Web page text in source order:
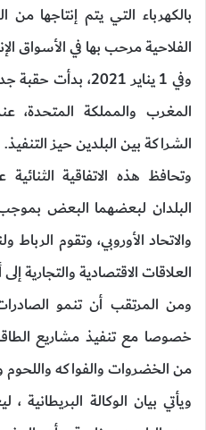
بالكهرباء التي يتم إنتاجها من
الفلاحية مرحب بها في الأسواق
وفي 1 يناير 2021،
المغرب والمملكة المتحدة،
الشراكة بين البلدين حيز التنفيذ.
وتحافظ هذه الاتفاقية
البلدان لبعضهما البعض
والاتحاد الأوروبي، وتقوم
العلاقات الاقتصادية والتجارية
ومن المرتقب أن تنمو
خصوصا مع تنفيذ مشاريع
من الخضروات والفواكه
ويأتي بيان الوكالة البريطانية